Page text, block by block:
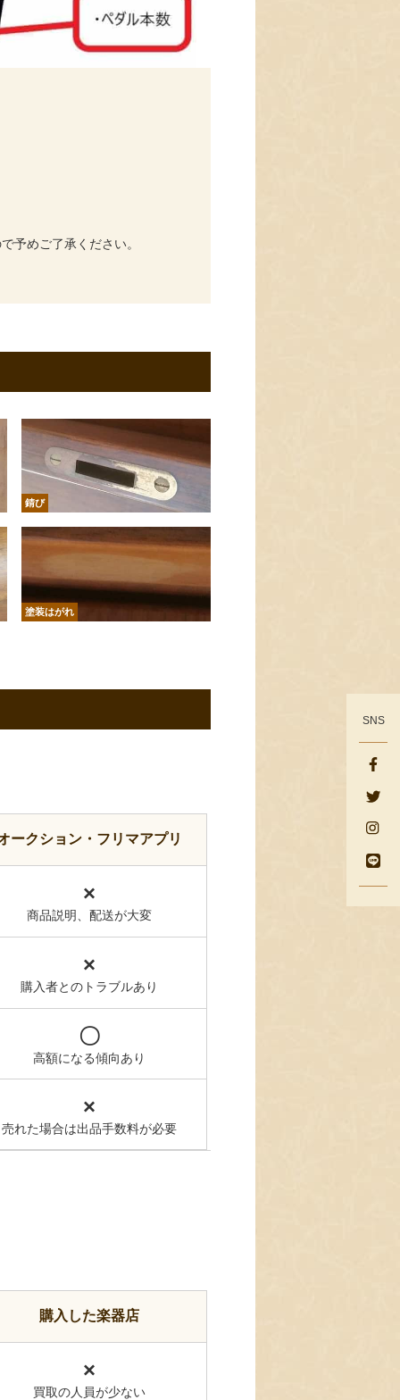
予めご了承ください。
錆び
塗装はがれ
ークション・フリマアプリ
×
商品説明、配送が大変
×
購入者とのトラブルあり
〇
高額になる傾向あり
×
売れた場合は出品手数料が必要
購入した楽器店
×
買取の人員が少ない
SNS